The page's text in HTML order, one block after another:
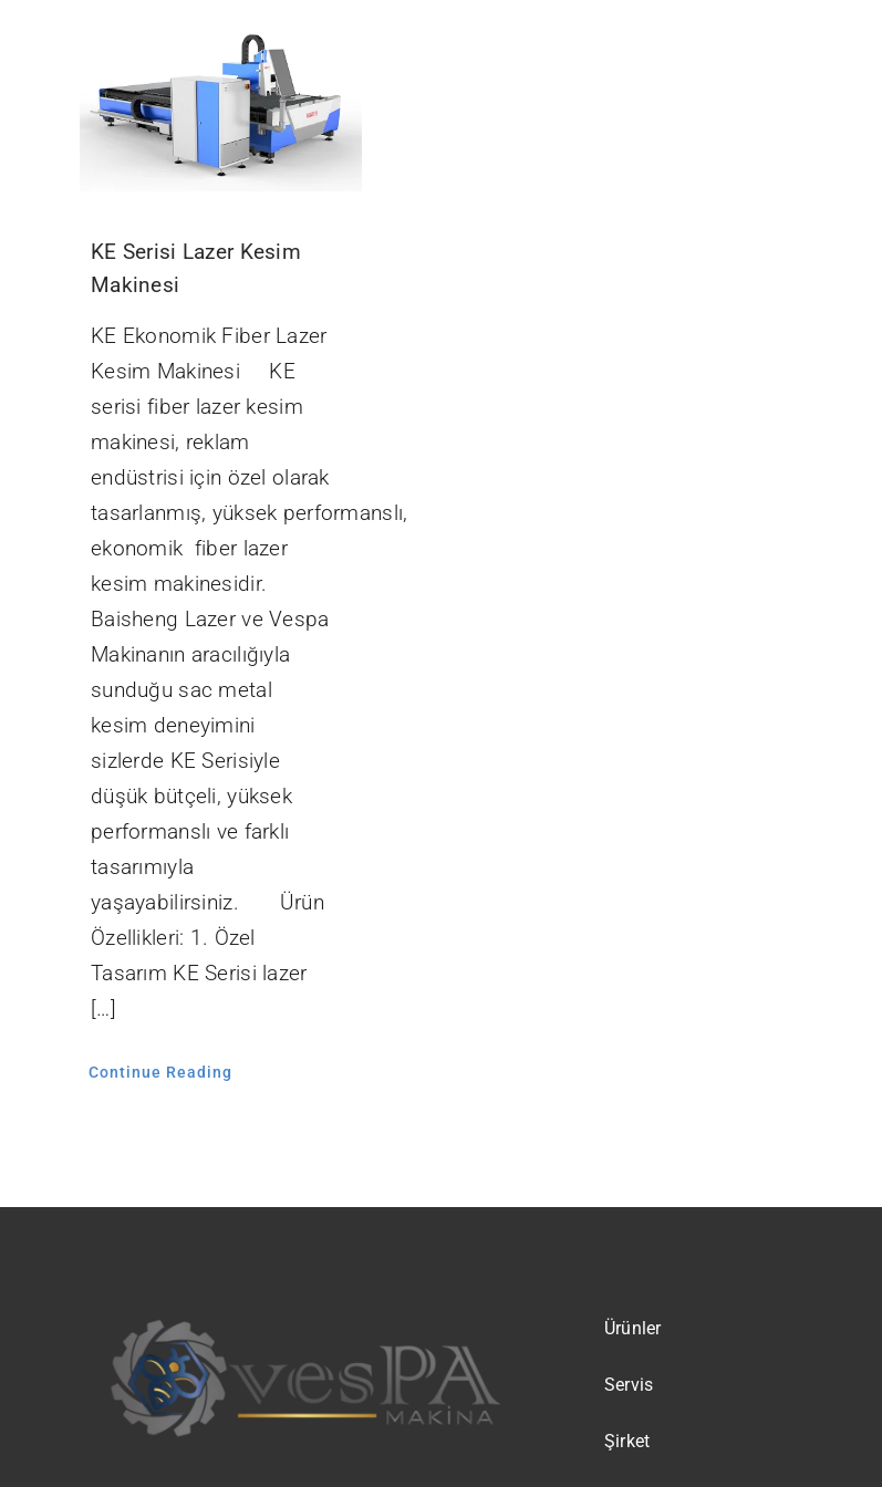
KE Serisi Lazer Kesim
Makinesi
KE Ekonomik Fiber Lazer
Kesim Makinesi KE
serisi fiber lazer kesim
makinesi, reklam
endüstrisi için özel olarak
tasarlanmış, yüksek performanslı,
ekonomik fiber lazer
kesim makinesidir.
Baisheng Lazer ve Vespa
Makinanın aracılığıyla
sunduğu sac metal
kesim deneyimini
sizlerde KE Serisiyle
düşük bütçeli, yüksek
performanslı ve farklı
tasarımıyla
yaşayabilirsiniz. Ürün
Özellikleri: 1. Özel
Tasarım KE Serisi lazer
[…]
Continue Reading
Ürünler
Servis
Şirket